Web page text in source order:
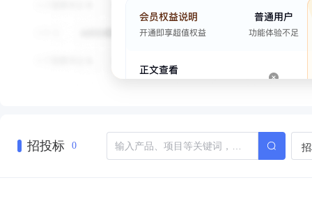
招投标 0